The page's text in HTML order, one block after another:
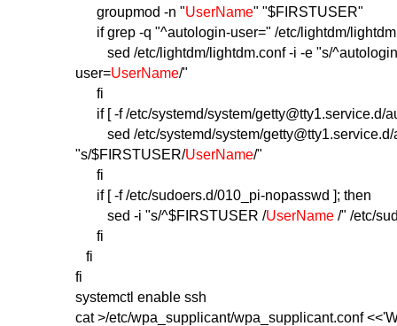
groupmod -n "UserName" "$FIRSTUSER"
if grep -q "^autologin-user=" /etc/lightdm/
sed /etc/lightdm/lightdm.conf -i -e "s/
user=UserName/"
fi
if [ -f /etc/systemd/system/getty@tty1.service.d/
sed /etc/systemd/system/getty@tty1.service.d/
"s/$FIRSTUSER/UserName/"
fi
if [ -f /etc/sudoers.d/010_pi-nopasswd ]; then
sed -i "s/^$FIRSTUSER /UserName/" /etc/
fi
fi
fi
systemctl enable ssh
cat >/etc/wpa_supplicant/wpa_supplicant.conf